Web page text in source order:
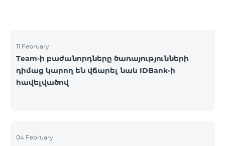
11 February
Team-ի բաժանորդները ծառայությունների
դիմաց կարող են վճարել նաև IDBank-ի
հավելվածով
04 February